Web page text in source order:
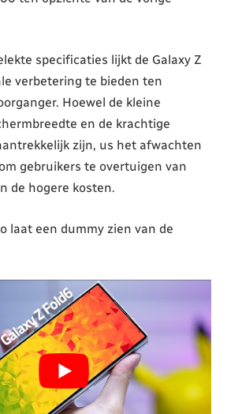
specificaties lijkt de Galaxy Z
verbetering te bieden ten
Hoewel de kleine
en de krachtige
zijn, us het afwachten
gebruikers te overtuigen van
de hogere kosten.
laat een dummy zien van de